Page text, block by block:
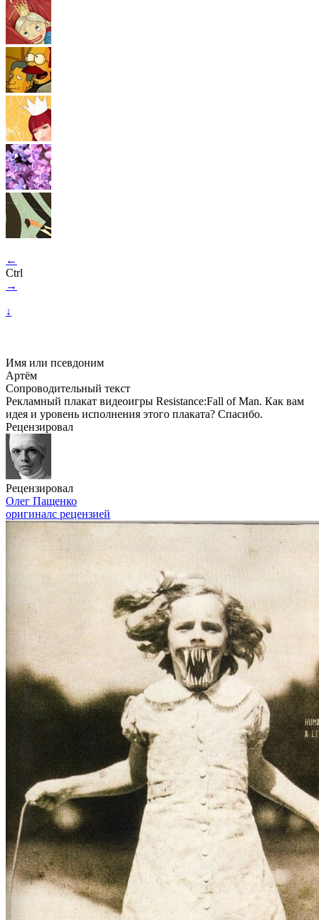
←
Ctrl
→
↓
Имя или псевдоним
Артём
Сопроводительный текст
Рекламный плакат видеоигры Resistance:Fall of Man. Как вам
идея и уровень исполнения этого плаката? Спасибо.
Рецензировал
Рецензировал
Олег Пащенко
оригиналс рецензией